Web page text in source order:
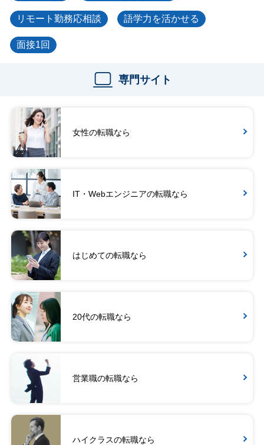
リモート勤務応相談 語学力を活かせる
面接1回
専門サイト
女性の転職なら
IT・Webエンジニアの転職なら
はじめての転職なら
20代の転職なら
営業職の転職なら
ハイクラスの転職なら